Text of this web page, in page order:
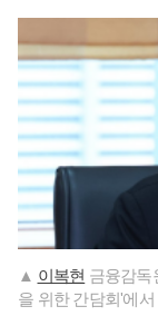
▲ 이복현 금융감독
을 위한 간담회'에